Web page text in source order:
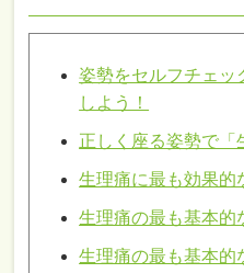
姿勢をセルフチェッ
しよう！
正しく座る姿勢で「
生理痛に最も効果的
生理痛の最も基本的
生理痛の最も基本的